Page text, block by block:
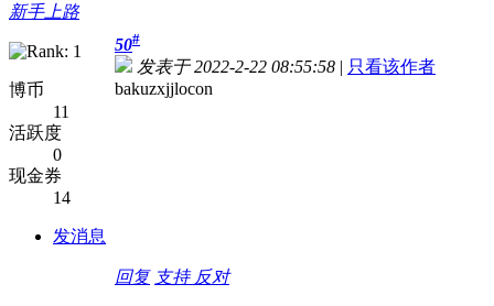
新手上路
博币
11
活跃度
0
现金券
14
发消息
50#
发表于 2022-2-22 08:55:58 | 只看该作者
bakuzxjjlocon
回复 支持 反对